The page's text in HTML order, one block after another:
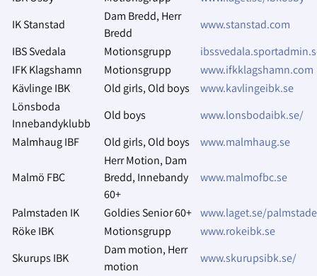
IK Stanstad
Dam Bredd, Herr
Bredd
www.stanstad.com
IBS Svedala
Motionsgrupp
IFK Klagshamn
Motionsgrupp
www.ifkklagshamn.com
Kävlinge IBK
Old girls, Old boys
www.kavlingeibk.se
Lönsboda
Innebandyklubb
Old boys
www.lonsbodaibk.se/
Malmhaug IBF
Old girls, Old boys www.malmhaug.se
Malmö FBC
Herr Motion, Dam
Bredd, Innebandy
60+
www.malmofbc.se
Palmstaden IK Goldies Senior 60+ www.laget.se/
Röke IBK
Motionsgrupp
www.rokeibk.se
Skurups IBK
Dam motion, Herr
motion
www.skurupsibk.se/